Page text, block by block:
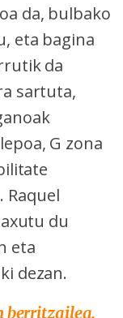
da, bulbako
eta bagina
da
sartuta,
G zona
Raquel
du
eta
dezan.
berritzailea.